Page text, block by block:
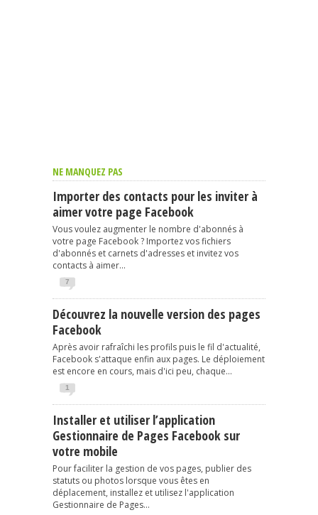
NE MANQUEZ PAS
Importer des contacts pour les inviter à
aimer votre page Facebook
Vous voulez augmenter le nombre d'abonnés à
votre page Facebook ? Importez vos fichiers
d'abonnés et carnets d'adresses et invitez vos
contacts à aimer...
7
Découvrez la nouvelle version des pages
Facebook
Après avoir rafraîchi les profils puis le fil d'actualité,
Facebook s'attaque enfin aux pages. Le déploiement
est encore en cours, mais d'ici peu, chaque...
1
Installer et utiliser l’application
Gestionnaire de Pages Facebook sur
votre mobile
Pour faciliter la gestion de vos pages, publier des
statuts ou photos lorsque vous êtes en
déplacement, installez et utilisez l'application
Gestionnaire de Pages...